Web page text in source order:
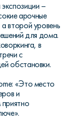
–
арочные
второй уровень
для дома.
в
с
обстановки.
«Это место
и